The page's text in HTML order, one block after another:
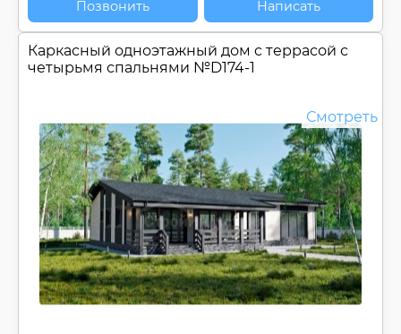
Позвонить Написать
Каркасный одноэтажный дом c террасой с
четырьмя спальнями №D174-1
Смотреть